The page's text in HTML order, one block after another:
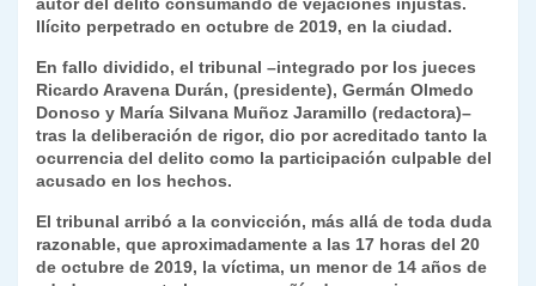
p
p
m o
o
k
n n
k
ie
n
dl
y
ar
tir
autor del delito consumando de vejaciones injustas.
Ilícito perpetrado en octubre de 2019, en la ciudad.
En fallo dividido, el tribunal –integrado por los jueces
Ricardo Aravena Durán, (presidente), Germán Olmedo
Donoso y María Silvana Muñoz Jaramillo (redactora)–
tras la deliberación de rigor, dio por acreditado tanto la
ocurrencia del delito como la participación culpable del
acusado en los hechos.
El tribunal arribó a la convicción, más allá de toda duda
razonable, que aproximadamente a las 17 horas del 20
de octubre de 2019, la víctima, un menor de 14 años de